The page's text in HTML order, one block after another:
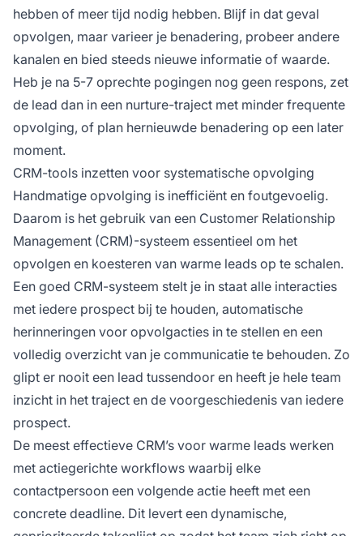
hebben of meer tijd nodig hebben. Blijf in dat geval
opvolgen, maar varieer je benadering, probeer andere
kanalen en bied steeds nieuwe informatie of waarde.
Heb je na 5-7 oprechte pogingen nog geen respons, zet
de lead dan in een nurture-traject met minder frequente
opvolging, of plan hernieuwde benadering op een later
moment.
CRM-tools inzetten voor systematische opvolging
Handmatige opvolging is inefficiënt en foutgevoelig.
Daarom is het gebruik van een Customer Relationship
Management (CRM)-systeem essentieel om het
opvolgen en koesteren van warme leads op te schalen.
Een goed CRM-systeem stelt je in staat alle interacties
met iedere prospect bij te houden, automatische
herinneringen voor opvolgacties in te stellen en een
volledig overzicht van je communicatie te behouden. Zo
glipt er nooit een lead tussendoor en heeft je hele team
inzicht in het traject en de voorgeschiedenis van iedere
prospect.
De meest effectieve CRM’s voor warme leads werken
met actiegerichte workflows waarbij elke
contactpersoon een volgende actie heeft met een
concrete deadline. Dit levert een dynamische,